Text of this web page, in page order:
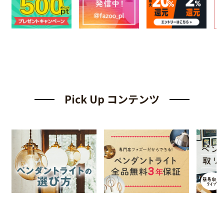
Pick Up コンテンツ